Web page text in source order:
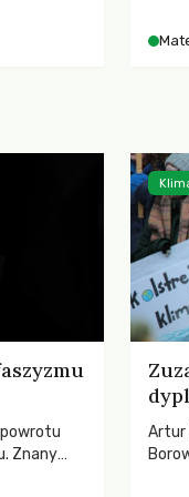
Znany
Artur